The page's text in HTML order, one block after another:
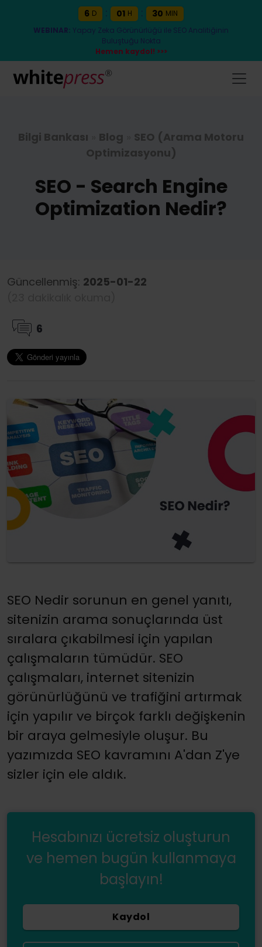
6 D : 01 H : 30 MIN
WEBINAR: Yapay Zeka Görünürlüğü ile SEO Analitiğinin
Buluştuğu Nokta
Hemen kaydol! >>>
Bilgi Bankası Blog
SEO (Arama Motoru
Optimizasyonu)
SEO - Search Engine
Optimization Nedir?
Güncellenmiş: 2025-01-22
6
SEO Nedir sorunun en genel yanıtı,
sitenizin arama sonuçlarında üst
sıralara çıkabilmesi için yapılan
çalışmaların tümüdür. SEO
çalışmaları, internet sitenizin
görünürlüğünü ve trafiğini artırmak
için yapılır ve birçok farklı değişkenin
bir araya gelmesiyle oluşur. Bu
yazımızda SEO kavramını A'dan Z'ye
sizler için ele aldık.
Hesabınızı ücretsiz oluşturun
ve hemen bugün kullanmaya
başlayın!
Kaydol